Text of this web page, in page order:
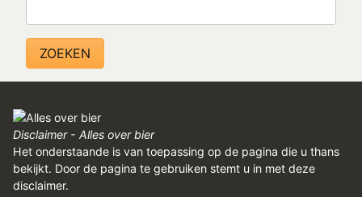
Disclaimer - Alles over bier
Het onderstaande is van toepassing op de pagina die u thans
bekijkt. Door de pagina te gebruiken stemt u in met deze
disclaimer.